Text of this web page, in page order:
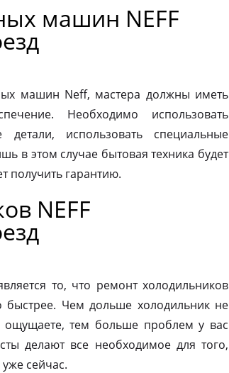
машин NEFF
машин Neff, мастера должны иметь
Необходимо использовать
детали, использовать специальные
в этом случае бытовая техника будет
получить гарантию.
NEFF
то, что ремонт холодильников
Чем дольше холодильник не
тем больше проблем у вас
делают все необходимое для того,
сейчас.